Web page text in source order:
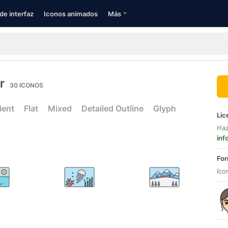
interfaz Iconos animados Más
30 ICONOS
Flat Mixed Detailed Outline Glyph